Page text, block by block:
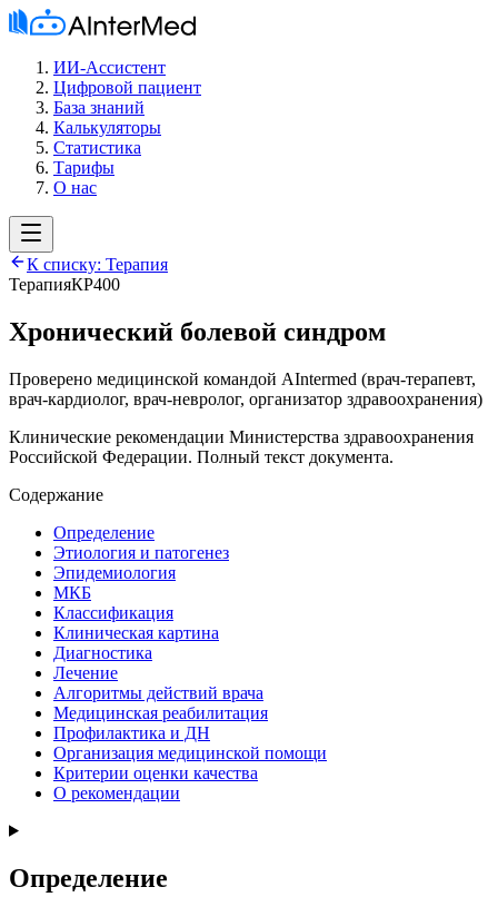
ИИ-Ассистент
Цифровой пациент
База знаний
Калькуляторы
Статистика
Тарифы
О нас
К списку: Терапия
ТерапияКР400
Хронический болевой синдром
Проверено медицинской командой AIntermed (врач-терапевт,
врач-кардиолог, врач-невролог, организатор здравоохранения)
Клинические рекомендации Министерства здравоохранения
Российской Федерации. Полный текст документа.
Содержание
Определение
Этиология и патогенез
Эпидемиология
МКБ
Классификация
Клиническая картина
Диагностика
Лечение
Алгоритмы действий врача
Медицинская реабилитация
Профилактика и ДН
Организация медицинской помощи
Критерии оценки качества
О рекомендации
Определение